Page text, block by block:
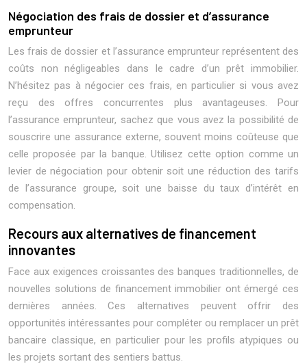
Négociation des frais de dossier et d’assurance
emprunteur
Les frais de dossier et l’assurance emprunteur représentent des
coûts non négligeables dans le cadre d’un prêt immobilier.
N’hésitez pas à négocier ces frais, en particulier si vous avez
reçu des offres concurrentes plus avantageuses. Pour
l’assurance emprunteur, sachez que vous avez la possibilité de
souscrire une assurance externe, souvent moins coûteuse que
celle proposée par la banque. Utilisez cette option comme un
levier de négociation pour obtenir soit une réduction des tarifs
de l’assurance groupe, soit une baisse du taux d’intérêt en
compensation.
Recours aux alternatives de financement
innovantes
Face aux exigences croissantes des banques traditionnelles, de
nouvelles solutions de financement immobilier ont émergé ces
dernières années. Ces alternatives peuvent offrir des
opportunités intéressantes pour compléter ou remplacer un prêt
bancaire classique, en particulier pour les profils atypiques ou
les projets sortant des sentiers battus.